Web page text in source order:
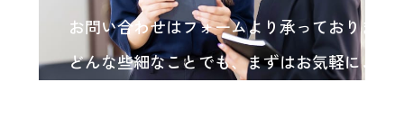
お問い合わせはフォームより承っております
どんな些細なことでも、まずはお気軽にご相